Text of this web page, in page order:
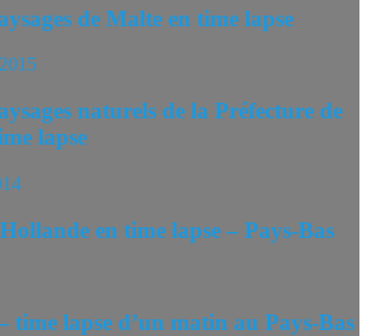
de Malte en time lapse
naturels de la Préfecture de
lapse
en time lapse – Pays-Bas
time lapse d’un matin au Pays-Bas